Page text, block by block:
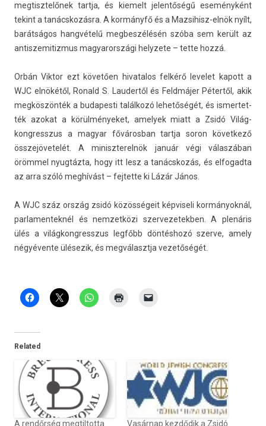
meg­tisztelőnek tartja, és kiemelt jelen­tőségű eseményként
tekint a tanácskozásra. A kormányfő és a Mazsihisz-elnök nyílt,
barátságos hangvételű meg­beszélésén szóba sem került az
anti­szemitiz­mus magyarországi helyzete – tette hozzá.
Orbán Vik­tor ezt követően hivatalos felkérő levelet kapott a
WJC elnökétől, Ronald S. Lauder­től és Feldmájer Pétertől, akik
megköszönték a budapes­ti találkozó lehetőségét, és is­mertet­
ték azokat a körül­ményeket, amelyek miatt a Zsidó Világ­
kongresszus a magyar főváros­ban tartja soron követ­kező
összejövetelét. A miniszterel­nök január végi válaszában
örömmel nyugtázta, hogy itt lesz a tanácskozás, és el­fogad­ta
az arra szóló meghívást – fej­tette ki Lázár János.
A WJC száz ország zsidó közösségeit kép­viseli kormányoknál,
par­lamen­teknél és nem­zetközi szer­vezetekb­en. A plenáris
ülés a világ­kongresszus legfőbb döntéshozó szer­ve, amely
négyévente ülésezik, és meg­választja vezetőségét.
Related
A rendőrség megtiltotta
Vasárnap kezdődik a Zsidó